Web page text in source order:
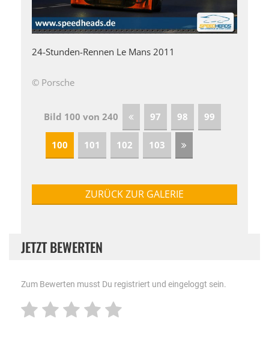
24-Stunden-Rennen Le Mans 2011
© Porsche
Bild 100 von 240 97 98 99
100 101 102 103
ZURÜCK ZUR GALERIE
JETZT BEWERTEN
Zum Bewerten musst Du registriert und eingeloggt sein.